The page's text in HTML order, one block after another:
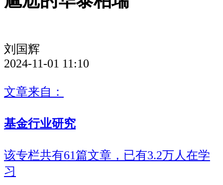
刘国辉
2024-11-01 11:10
文章来自：
基金行业研究
该专栏共有61篇文章，已有3.2万人在学
习